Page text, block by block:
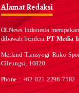
Alamat Redaksi
OLNews Indonesia
dibawah benderaPT Media
Metland Transyogi Ruko
Cileungsi, 16820
Phone : +62 021 2296 7582